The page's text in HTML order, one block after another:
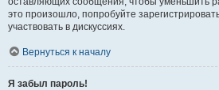
это произошло, попробуйте
участвовать в дискуссиях.
Вернуться к началу
Я забыл пароль!